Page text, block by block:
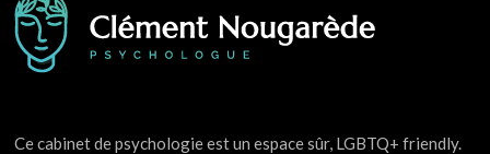
Ce cabinet de psychologie est un espace sûr, LGBTQ+ friendly.